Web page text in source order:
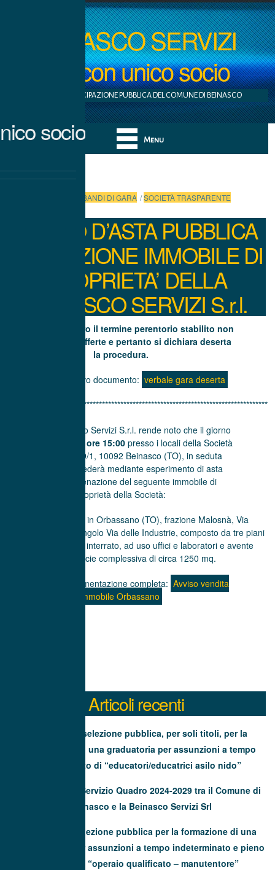
BEINASCO SERVIZI
S.r.l. con unico socio
AZIENDA A PARTECIPAZIONE PUBBLICA DEL COMUNE DI BEINASCO
Menu
socio
BANDI DI GARA /SOCIETÀ TRASPARENTE
AVVISO D’ASTA PUBBLICA
ALIENAZIONE IMMOBILE DI
PROPRIETA’ DELLA
BEINASCO SERVIZI S.r.l.
Si accerta che entro il termine perentorio stabilito non
sono pervenute offerte e pertanto si dichiara deserta
la procedura.
In allegato il relativo documento: verbale gara deserta
*************************************************************************************
La società Beinasco Servizi S.r.l. rende noto che il giorno
10 aprile 2023 alle ore 15:00 presso i locali della Società
siti in Via Serea 9/1, 10092 Beinasco (TO), in seduta
pubblica, si procederà mediante esperimento di asta
pubblica, all’alienazione del seguente immobile di
proprietà della Società:
Fabbricato sito in Orbassano (TO), frazione Malosnà, Via
dell’Artigianato 2 angolo Via delle Industrie, composto da tre piani
fuori terra e uno interrato, ad uso uffici e laboratori e avente
superficie complessiva di circa 1250 mq.
Di seguito la documentazione completa: Avviso vendita
immobile Orbassano
Articoli recenti
Avviso di selezione pubblica, per soli titoli, per la
formazione di una graduatoria per assunzioni a tempo
determinato di “educatori/educatrici asilo nido”
Contratto di Servizio Quadro 2024-2029 tra il Comune di
Beinasco e la Beinasco Servizi Srl
Avviso di selezione pubblica per la formazione di una
graduatoria per assunzioni a tempo indeterminato e pieno
(40 ore) di “operaio qualificato – manutentore”